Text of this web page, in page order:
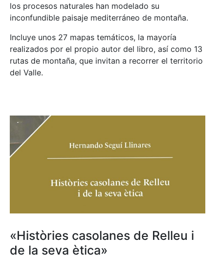
los procesos naturales han modelado su
inconfundible paisaje mediterráneo de montaña.
Incluye unos 27 mapas temáticos, la mayoría
realizados por el propio autor del libro, así como 13
rutas de montaña, que invitan a recorrer el territorio
del Valle.
«Històries casolanes de Relleu i
de la seva ètica»